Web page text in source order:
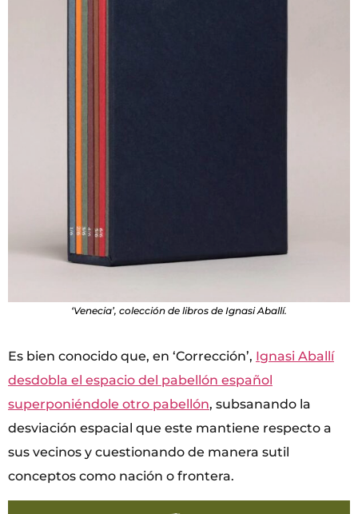
‘Venecia’, colección de libros de Ignasi Aballí.
Es bien conocido que, en ‘Corrección’, Ignasi Aballí
desdobla el espacio del pabellón español
superponiéndole otro pabellón, subsanando la
desviación espacial que este mantiene respecto a
sus vecinos y cuestionando de manera sutil
conceptos como nación o frontera.